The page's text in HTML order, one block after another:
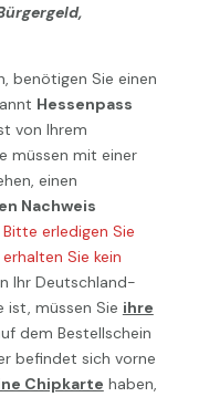
benötigen Sie einen
Hessenpass
von Ihrem
müssen mit einer
einen
Nachweis
Bitte erledigen Sie
Sie kein
Ihr Deutschland-
ist, müssen Sie ihre
dem Bestellschein
befindet sich vorne
Chipkarte haben,